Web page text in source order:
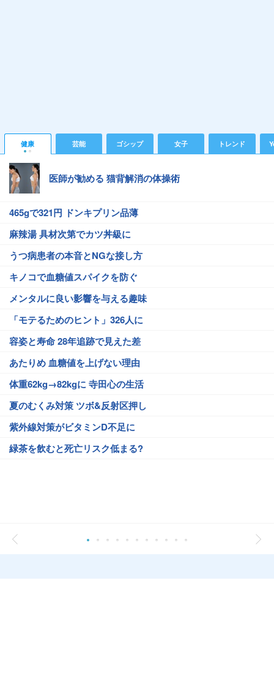
健康 芸能 ゴシップ 女子 トレンド
医師が勧める 猫背解消の体操術
465gで321円 ドンキプリン品薄
麻辣湯 具材次第でカツ丼級に
うつ病患者の本音とNGな接し方
キノコで血糖値スパイクを防ぐ
メンタルに良い影響を与える趣味
「モテるためのヒント」326人に
容姿と寿命 28年追跡で見えた差
あたりめ 血糖値を上げない理由
体重62kg→82kgに 寺田心の生活
夏のむくみ対策 ツボ&反射区押し
紫外線対策がビタミンD不足に
緑茶を飲むと死亡リスク低まる?